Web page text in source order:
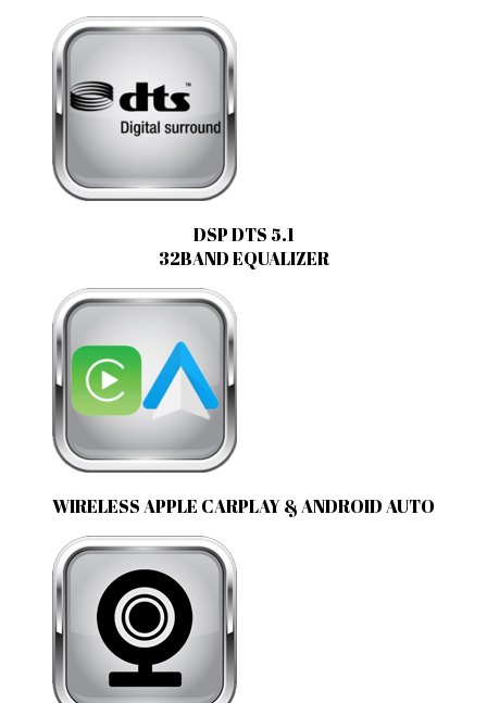
DSP DTS 5.1
32BAND EQUALIZER
WIRELESS APPLE CARPLAY & ANDROID AUTO